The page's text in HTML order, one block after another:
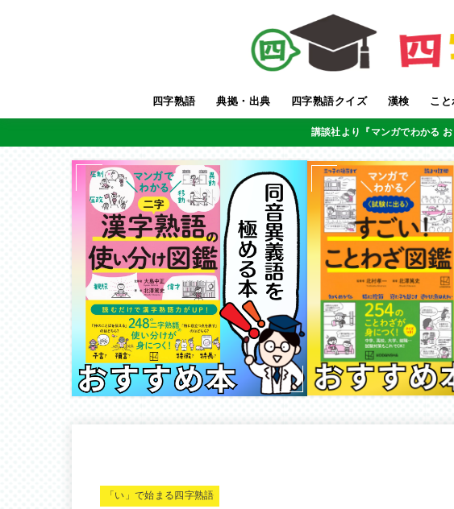
四字熟語 典拠・出典 四字熟語クイズ 漢検 こ
講談社より『マンガでわかる
「い」で始まる四字熟語